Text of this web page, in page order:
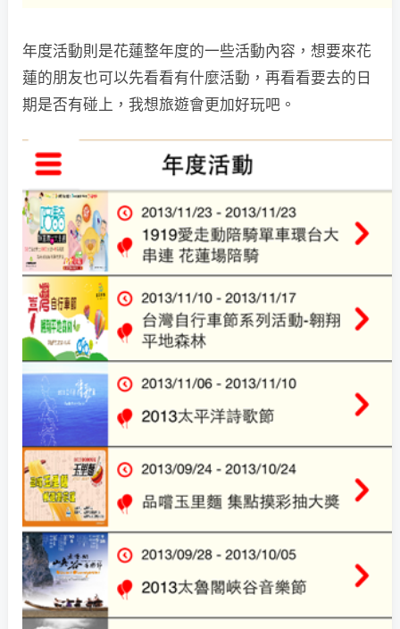
年度活動則是花蓮整年度的一些活動內容，想要來花
蓮的朋友也可以先看看有什麼活動，再看看要去的日
期是否有碰上，我想旅遊會更加好玩吧。